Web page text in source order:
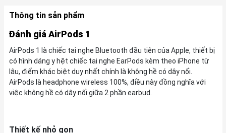
Thông tin sản phẩm
Đánh giá AirPods 1
AirPods 1 là chiếc tai nghe Bluetooth đầu tiên của Apple, thiết bị
có hình dáng y hệt chiếc tai nghe EarPods kèm theo iPhone từ
lâu, điểm khác biệt duy nhất chính là không hề có dây nối.
AirPods là headphone wireless 100%, điều này đồng nghĩa với
việc không hề có dây nối giữa 2 phần earbud.
Thiết kế nhỏ gọn